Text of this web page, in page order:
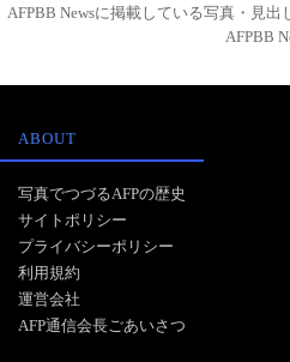
AFPBB Newsに掲載している写真・見
AFPBB
ABOUT
写真でつづるAFPの歴史
サイトポリシー
プライバシーポリシー
利用規約
運営会社
AFP通信会長ごあいさつ